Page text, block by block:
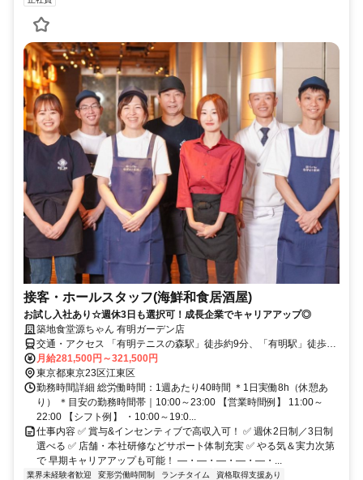
接客・ホールスタッフ(海鮮和食居酒屋)
お試し入社あり☆週休3日も選択可！成長企業でキャリアアップ◎
築地食堂源ちゃん 有明ガーデン店
交通・アクセス 「有明テニスの森駅」徒歩約9分、「有明駅」徒歩約
12分、「国際展示場駅」徒歩約13分
月給281,500円～321,500円
東京都東京23区江東区
勤務時間詳細 総労働時間：1週あたり40時間 ＊1日実働8h（休憩あ
り） ＊目安の勤務時間帯｜10:00～23:00 【営業時間例】 11:00～
22:00 【シフト例】 ・10:00～19:0...
仕事内容 ✅ 賞与&インセンティブで高収入可！ ✅ 週休2日制／3日制
選べる ✅ 店舗・本社研修などサポート体制充実 ✅ やる気＆実力次第
で 早期キャリアアップも可能！ ―・―・―・―・―・...
業界未経験者歓迎 変形労働時間制 ランチタイム
資格取得支援あり